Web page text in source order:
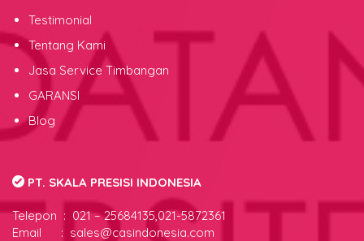
Testimonial
Tentang Kami
Jasa Service Timbangan
GARANSI
Blog
PT. SKALA PRESISI INDONESIA
Telepon : 021 – 25684135,021-5872361
Email : sales@casindonesia.com